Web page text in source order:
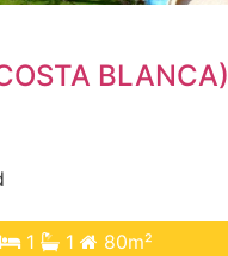
BLANCA)
1 1 80m²